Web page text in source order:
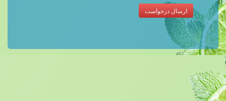
ارسال درخواست